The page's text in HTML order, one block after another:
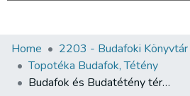
Communities & Collections
All of DSpace
Home
2203 - Budafoki Könyvtár
Topotéka Budafok, Tétény
Budafok és Budatétény térkép